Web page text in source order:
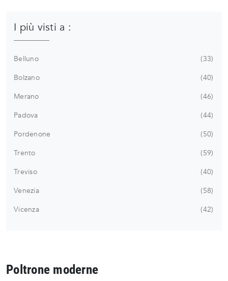
I più visti a :
Belluno
33
Bolzano
40
Merano
46
Padova
44
Pordenone
50
Trento
59
Treviso
40
Venezia
58
Vicenza
42
Poltrone moderne